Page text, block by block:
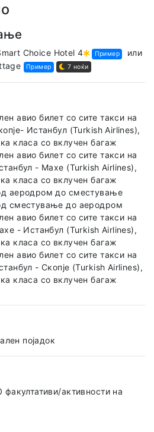
Choice Hotel 4 Пример
или
Пример 7 ноќи
авио билет со сите такси на
Истанбул (Turkish Airlines),
класа со вклучен багаж
авио билет со сите такси на
- Махе (Turkish Airlines),
класа со вклучен багаж
аеродром до сместување
сместување до аеродром
авио билет со сите такси на
- Истанбул (Turkish Airlines),
класа со вклучен багаж
авио билет со сите такси на
- Скопје (Turkish Airlines),
класа со вклучен багаж
појадок
факултативи/активности на